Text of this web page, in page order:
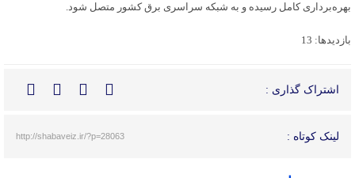
بهره‌برداری کامل رسیده و به شبکه سراسری برق کشور متصل شود.
بازدیدها: 13
اشتراک گذاری :
لینک کوتاه : http://shabaveiz.ir/?p=28063